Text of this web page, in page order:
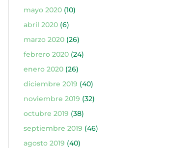
mayo 2020(10)
abril 2020(6)
marzo 2020(26)
febrero 2020(24)
enero 2020(26)
diciembre 2019 (40)
noviembre 2019 (32)
octubre 2019 (38)
septiembre 2019 (46)
agosto 2019 (40)